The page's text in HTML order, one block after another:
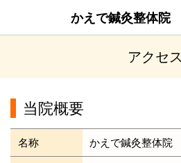
かえで鍼灸整体院
アクセス
当院概要
名称 かえで鍼灸整体院